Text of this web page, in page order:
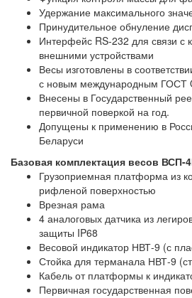
Удержание максимального
Принудительное обнуление
Интерфейс RS-232 для связи с
внешними устройствами
Весы изготовлены в
с новым международным ГОСТ
Внесены в Государственный
первичной поверкой на год.
Допущены к применению в
Беларуси
Базовая комплектация весов ВСП-
Грузоприемная платформа из
рифленой поверхностью
Врезная рама
4 аналоговых датчика из
защиты IP68
Весовой индикатор НВТ-9 (с
Стойка для терманала НВТ-9
Кабель от платформы к
Первичная государственная